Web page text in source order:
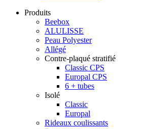
Produits
Beebox
ALULISSE
Peau Polyester
Allégé
Contre-plaqué stratifié
Classic CPS
Europal CPS
6 + tubes
Isolé
Classic
Europal
Rideaux coulissants